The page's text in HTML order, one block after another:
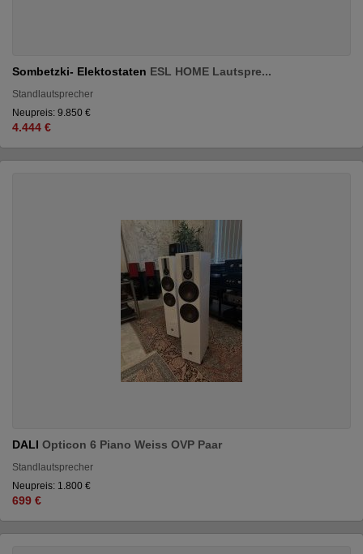
Sombetzki- Elektostaten ESL HOME Lautspre...
Standlautsprecher
Neupreis: 9.850 €
4.444 €
DALI Opticon 6 Piano Weiss OVP Paar
Standlautsprecher
Neupreis: 1.800 €
699 €